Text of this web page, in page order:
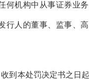
何机构中从事证券业
行人的董事、监事、
到本处罚决定书之日